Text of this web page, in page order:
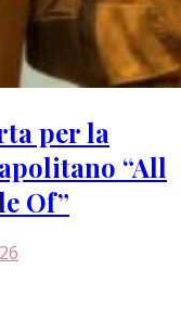
per la
“All
Of”